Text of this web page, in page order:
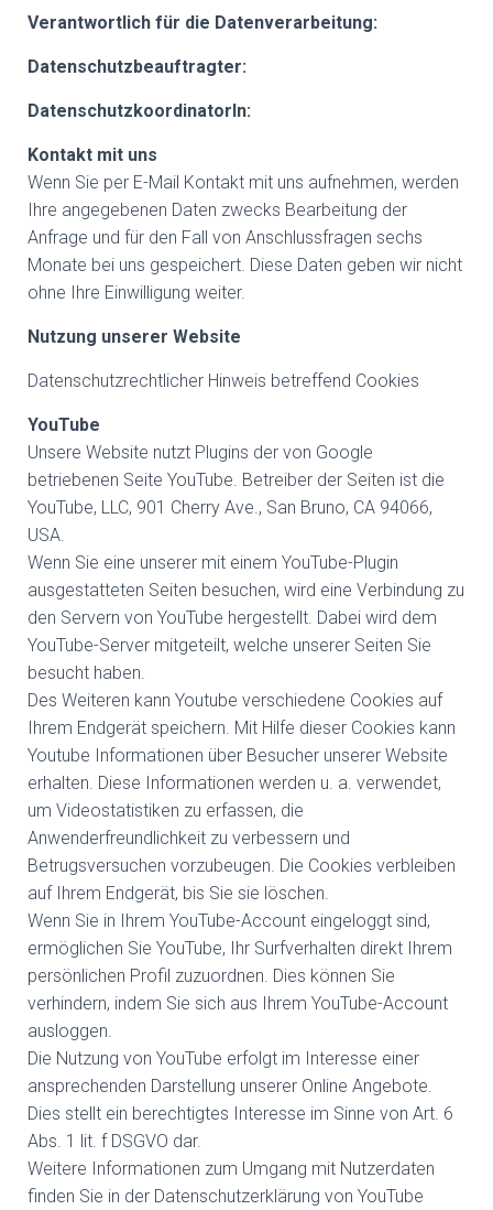
Verantwortlich für die Datenverarbeitung:
Datenschutzbeauftragter:
DatenschutzkoordinatorIn:
Kontakt mit uns
Wenn Sie per E-Mail Kontakt mit uns aufnehmen, werden
Ihre angegebenen Daten zwecks Bearbeitung der
Anfrage und für den Fall von Anschlussfragen sechs
Monate bei uns gespeichert. Diese Daten geben wir nicht
ohne Ihre Einwilligung weiter.
Nutzung unserer Website
Datenschutzrechtlicher Hinweis betreffend Cookies
YouTube
Unsere Website nutzt Plugins der von Google
betriebenen Seite YouTube. Betreiber der Seiten ist die
YouTube, LLC, 901 Cherry Ave., San Bruno, CA 94066,
USA.
Wenn Sie eine unserer mit einem YouTube-Plugin
ausgestatteten Seiten besuchen, wird eine Verbindung zu
den Servern von YouTube hergestellt. Dabei wird dem
YouTube-Server mitgeteilt, welche unserer Seiten Sie
besucht haben.
Des Weiteren kann Youtube verschiedene Cookies auf
Ihrem Endgerät speichern. Mit Hilfe dieser Cookies kann
Youtube Informationen über Besucher unserer Website
erhalten. Diese Informationen werden u. a. verwendet,
um Videostatistiken zu erfassen, die
Anwenderfreundlichkeit zu verbessern und
Betrugsversuchen vorzubeugen. Die Cookies verbleiben
auf Ihrem Endgerät, bis Sie sie löschen.
Wenn Sie in Ihrem YouTube-Account eingeloggt sind,
ermöglichen Sie YouTube, Ihr Surfverhalten direkt Ihrem
persönlichen Profil zuzuordnen. Dies können Sie
verhindern, indem Sie sich aus Ihrem YouTube-Account
ausloggen.
Die Nutzung von YouTube erfolgt im Interesse einer
ansprechenden Darstellung unserer Online Angebote.
Dies stellt ein berechtigtes Interesse im Sinne von Art. 6
Abs. 1 lit. f DSGVO dar.
Weitere Informationen zum Umgang mit Nutzerdaten
finden Sie in der Datenschutzerklärung von YouTube